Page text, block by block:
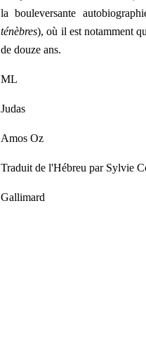
la bouleversante
ténèbres), où il est notamment
de douze ans.
ML
Judas
Amos Oz
Traduit de l'Hébreu par Sylvie
Gallimard